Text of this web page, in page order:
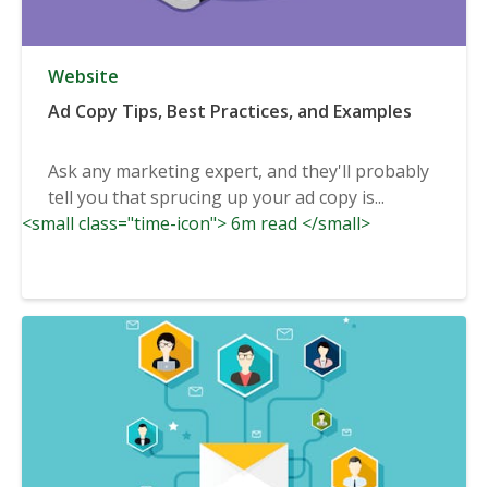
Website
Ad Copy Tips, Best Practices, and Examples
Ask any marketing expert, and they'll probably
tell you that sprucing up your ad copy is...
<small class="time-icon"> 6m read </small>